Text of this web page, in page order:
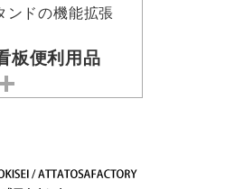
ンドの機能拡張
板便利用品